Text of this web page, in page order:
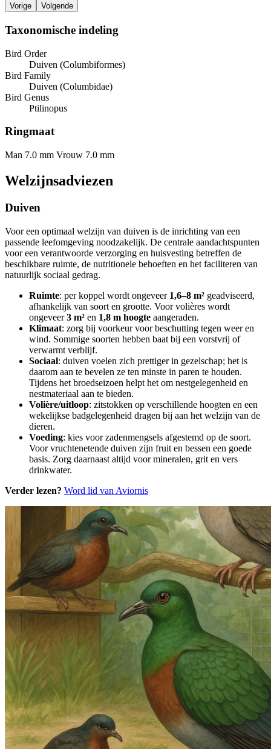
Vorige Volgende
Taxonomische indeling
Bird Order
Duiven (Columbiformes)
Bird Family
Duiven (Columbidae)
Bird Genus
Ptilinopus
Ringmaat
Man 7.0 mm Vrouw 7.0 mm
Welzijnsadviezen
Duiven
Voor een optimaal welzijn van duiven is de inrichting van een
passende leefomgeving noodzakelijk. De centrale aandachtspunten
voor een verantwoorde verzorging en huisvesting betreffen de
beschikbare ruimte, de nutritionele behoeften en het faciliteren van
natuurlijk sociaal gedrag.
Ruimte: per koppel wordt ongeveer 1,6–8 m² geadviseerd,
afhankelijk van soort en grootte. Voor volières wordt
ongeveer3 m² en 1,8 m hoogte aangeraden.
Klimaat: zorg bij voorkeur voor beschutting tegen weer en
wind. Sommige soorten hebben baat bij een vorstvrij of
verwarmt verblijf.
Sociaal: duiven voelen zich prettiger in gezelschap; het is
daarom aan te bevelen ze ten minste in paren te houden.
Tijdens het broedseizoen helpt het om nestgelegenheid en
nestmateriaal aan te bieden.
Volière/uitloop: zitstokken op verschillende hoogten en een
wekelijkse badgelegenheid dragen bij aan het welzijn van de
dieren.
Voeding: kies voor zadenmengsels afgestemd op de soort.
Voor vruchtenetende duiven zijn fruit en bessen een goede
basis. Zorg daarnaast altijd voor mineralen, grit en vers
drinkwater.
Verder lezen? Word lid van Aviornis